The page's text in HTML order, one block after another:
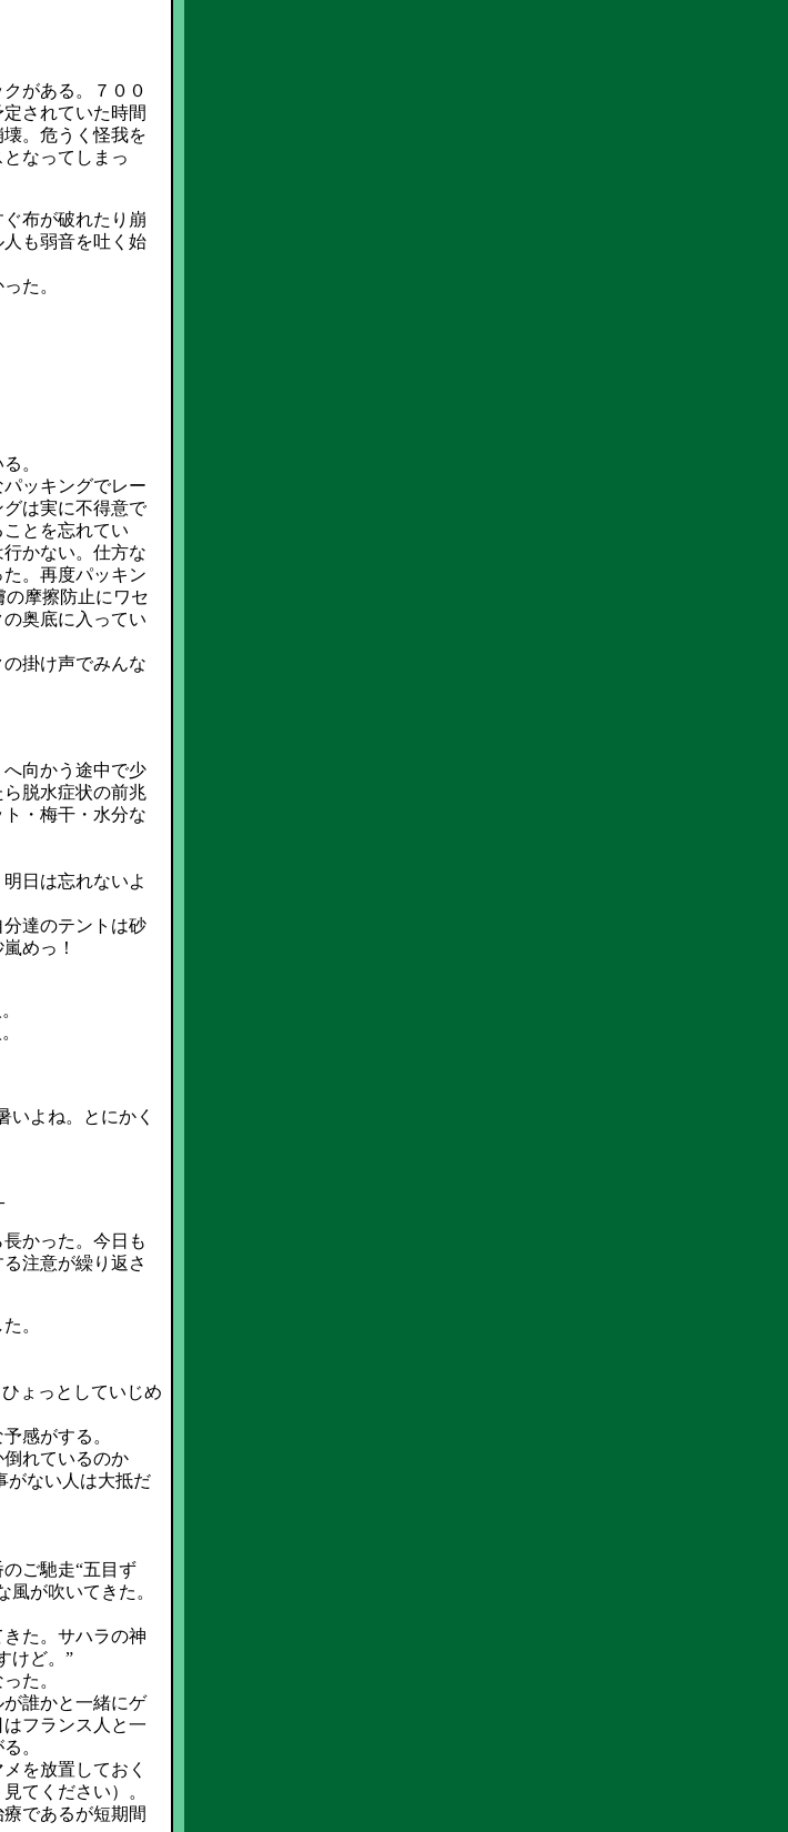
がある。７００
されていた時間
。危うく怪我を
なってしまっ
布が破れたり崩
も弱音を吐く始
た。
。
ッキングでレー
は実に不得意で
とを忘れてい
かない。仕方な
。再度パッキン
の摩擦防止にワセ
奥底に入ってい
掛け声でみんな
向かう途中で少
脱水症状の前兆
・梅干・水分な
日は忘れないよ
達のテントは砂
めっ！
いよね。とにかく
かった。今日も
注意が繰り返さ
。
ょっとしていじめ
感がする。
れているのか
がない人は大抵だ
ご馳走“五目ず
が吹いてきた。
た。サハラの神
けど。”
た。
誰かと一緒にゲ
フランス人と一
。
を放置しておく
見てください）。
であるが短期間